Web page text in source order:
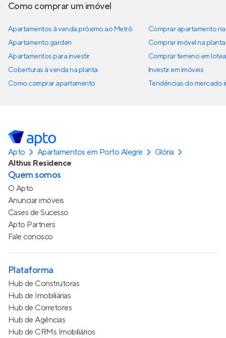
Como comprar um imóvel
Apartamentos à venda próximo ao Metrô
Apartamento garden
Apartamentos para investir
Coberturas à venda na planta
Como comprar apartamento
Comprar apartamento
Comprar imóvel na planta
Comprar terreno em
Investir em imóveis
Tendências do mercado
Apto Apartamentos em Porto Alegre
Glória
Althus Residence
Quem somos
O Apto
Anunciar imóveis
Cases de Sucesso
Apto Partners
Fale conosco
Plataforma
Hub de Construtoras
Hub de Imobiliárias
Hub de Corretores
Hub de Agências
Hub de CRMs Imobiliários